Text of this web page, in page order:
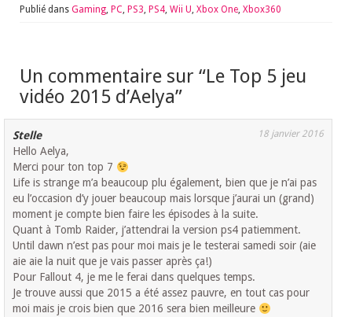
Publié dans Gaming, PC, PS3, PS4, Wii U, Xbox One, Xbox360
Un commentaire sur “Le Top 5 jeu
vidéo 2015 d’Aelya”
Stelle 18 janvier 2016
Hello Aelya,
Merci pour ton top 7
Life is strange m’a beaucoup plu également, bien que je n’ai pas
eu l’occasion d’y jouer beaucoup mais lorsque j’aurai un (grand)
moment je compte bien faire les épisodes à la suite.
Quant à Tomb Raider, j’attendrai la version ps4 patiemment.
Until dawn n’est pas pour moi mais je le testerai samedi soir (aie
aie aie la nuit que je vais passer après ça!)
Pour Fallout 4, je me le ferai dans quelques temps.
Je trouve aussi que 2015 a été assez pauvre, en tout cas pour
moi mais je crois bien que 2016 sera bien meilleure